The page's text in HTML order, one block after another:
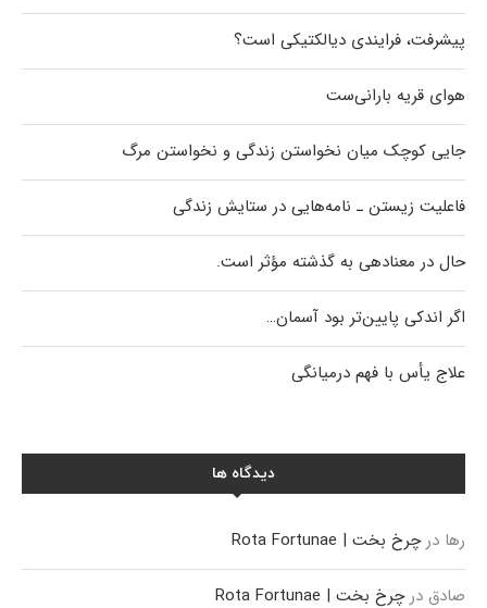
پیشرفت، فرایندی دیالکتیکی است؟
هوای قریه بارانی‌ست
جایی کوچک میان نخواستن زندگی و نخواستن مرگ
فاعلیت زیستن ـ نامه‌هایی در ستایش زندگی
حال در معنادهی به گذشته مؤثر است.
اگر اندکی پایین‌تر بود آسمان…
علاج یأس با فهم درمیانگی
دیدگاه ها
رها درچرخ بخت | Rota Fortunae
صادق درچرخ بخت | Rota Fortunae